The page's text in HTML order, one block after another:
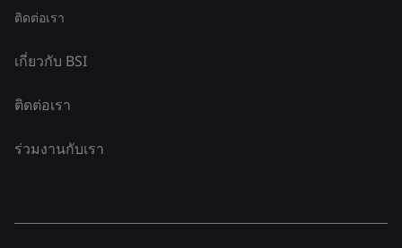
ติดต่อเรา
เกี่ยวกับ BSI
ติดต่อเรา
ร่วมงานกับเรา